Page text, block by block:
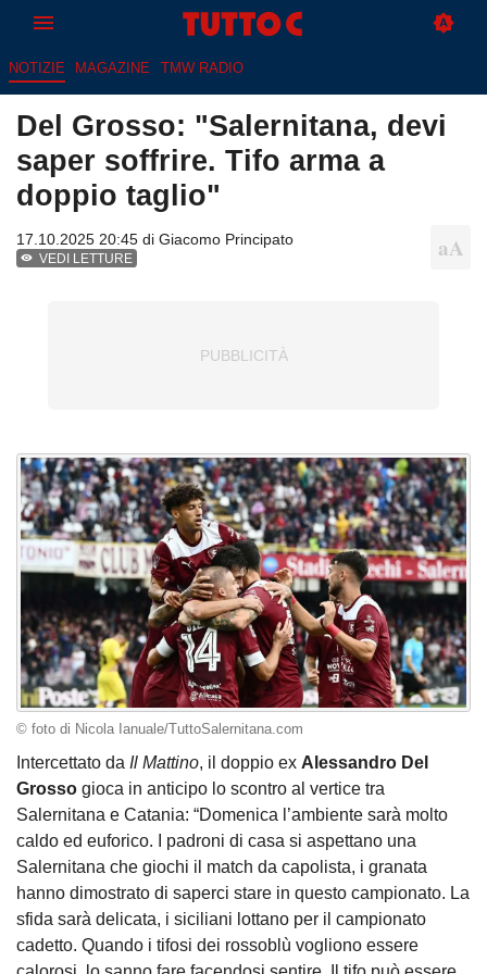
NOTIZIE MAGAZINE TMW RADIO
Del Grosso: "Salernitana, devi
saper soffrire. Tifo arma a
doppio taglio"
17.10.2025 20:45 di Giacomo Principato
VEDI LETTURE
© foto di Nicola Ianuale/TuttoSalernitana.com
Intercettato da Il Mattino, il doppio ex Alessandro Del
Grosso gioca in anticipo lo scontro al vertice tra
Salernitana e Catania: “Domenica l’ambiente sarà molto
caldo ed euforico. I padroni di casa si aspettano una
Salernitana che giochi il match da capolista, i granata
hanno dimostrato di saperci stare in questo campionato. La
sfida sarà delicata, i siciliani lottano per il campionato
cadetto. Quando i tifosi dei rossoblù vogliono essere